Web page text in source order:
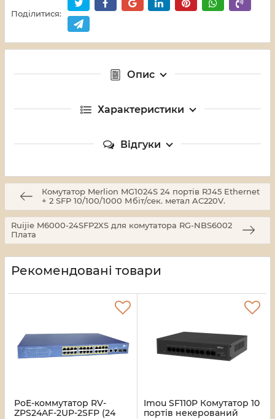
Поділитися:
Опис
Характеристики
Відгуки
Комутатор Merlion MG1024S 24 портів RJ45 Ethernet
+ 2 SFP 10/100/1000 Мбіт/сек. метал AC220V.
Ruijie M6000-24SFP2XS для комутатора RG-NBS6002
Плата
Рекомендовані товари
PoE-коммутатор RV-
ZPS24AF-2UP-2SFP (24
Imou SF110P Комутатор 10
портів некерований